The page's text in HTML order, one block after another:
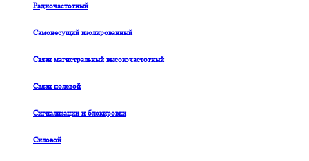
Радиочастотный
Самонесущий изолированный
Связи магистральный высокочастотный
Связи полевой
Сигнализации и блокировки
Силовой